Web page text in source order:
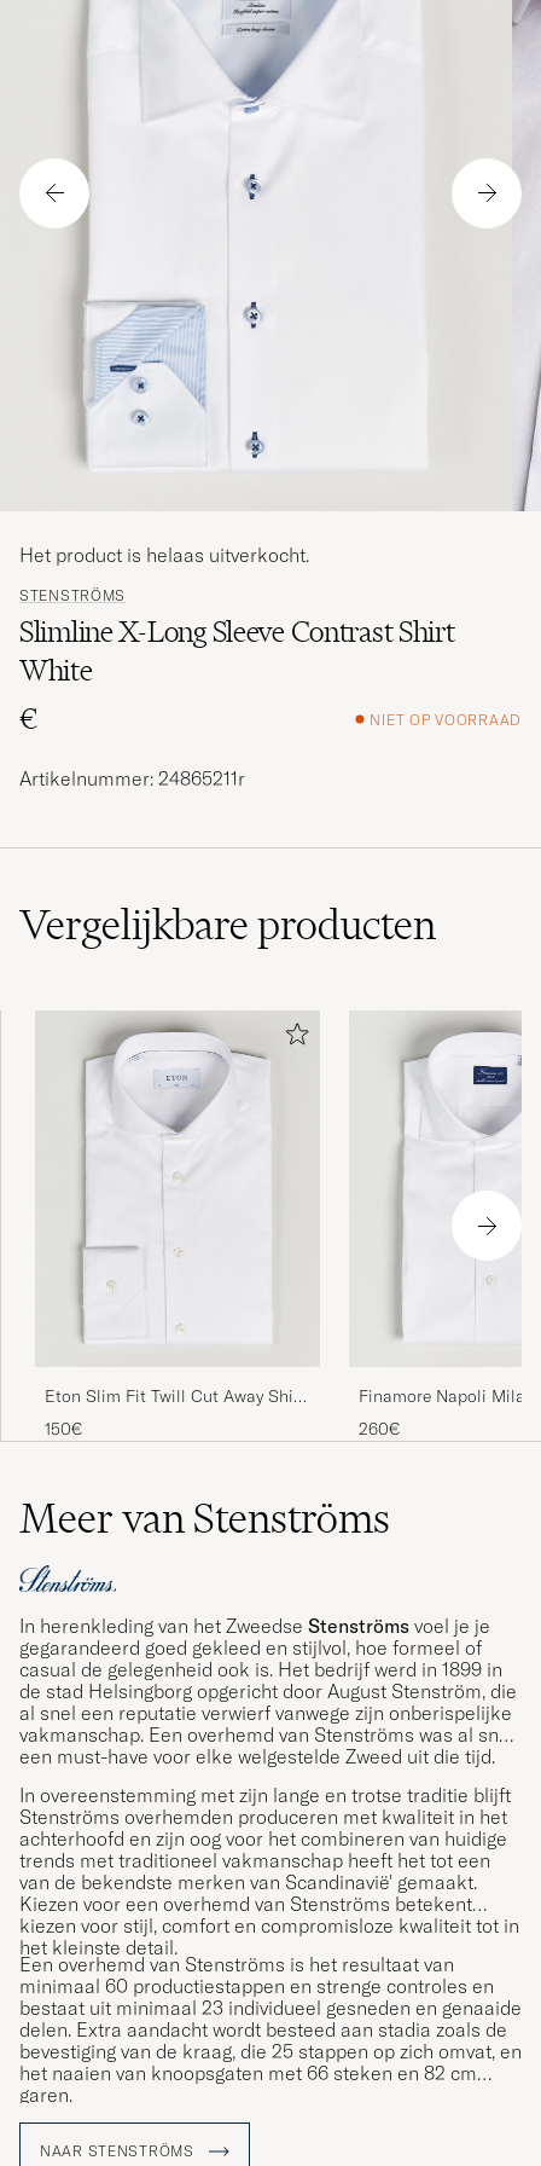
STENSTRÖMS
Slimline X-Long Sleeve Contrast Shirt
White
€
NIET OP VOORRAAD
Het product is helaas uitverkocht.
Artikelnummer: 24865211r
Vergelijkbareproducten
Eton Slim Fit Twill Cut Away Shirt
White
150€
Finamore Napoli
Stretch Shirt White
260€
Meer van Stenströms
In herenkleding van het Zweedse Stenströms voel je je
gegarandeerd goed gekleed en stijlvol, hoe formeel of
casual de gelegenheid ook is. Het bedrijf werd in 1899 in
de stad Helsingborg opgericht door August Stenström, die
al snel een reputatie verwierf vanwege zijn onberispelijke
vakmanschap. Een overhemd van Stenströms was al snel
een must-have voor elke welgestelde Zweed uit die tijd.
In overeenstemming met zijn lange en trotse traditie blijft
Stenströms overhemden produceren met kwaliteit in het
achterhoofd en zijn oog voor het combineren van huidige
trends met traditioneel vakmanschap heeft het tot een
van de bekendste merken van Scandinavië' gemaakt.
Kiezen voor een overhemd van Stenströms betekent
kiezen voor stijl, comfort en compromisloze kwaliteit tot in
het kleinste detail.
Een overhemd van Stenströms is het resultaat van
minimaal 60 productiestappen en strenge controles en
bestaat uit minimaal 23 individueel gesneden en genaaide
delen. Extra aandacht wordt besteed aan stadia zoals de
bevestiging van de kraag, die 25 stappen op zich omvat, en
het naaien van knoopsgaten met 66 steken en 82 cm
garen.
NAAR STENSTRÖMS